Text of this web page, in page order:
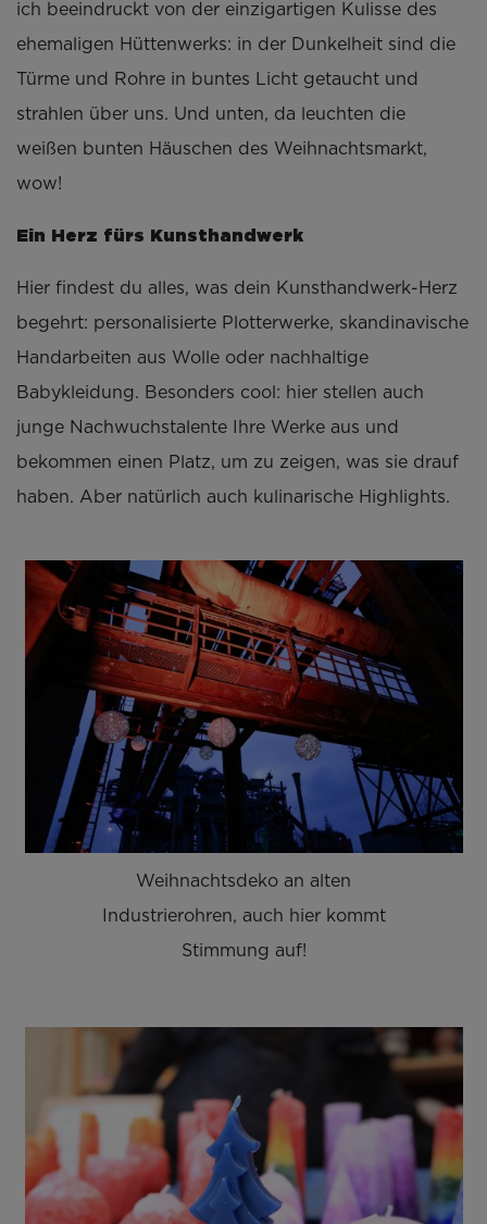
ich beeindruckt von der einzigartigen Kulisse des
ehemaligen Hüttenwerks: in der Dunkelheit sind die
Türme und Rohre in buntes Licht getaucht und
strahlen über uns. Und unten, da leuchten die
weißen bunten Häuschen des Weihnachtsmarkt,
wow!
Ein Herz fürs Kunsthandwerk
Hier findest du alles, was dein Kunsthandwerk-Herz
begehrt: personalisierte Plotterwerke, skandinavische
Handarbeiten aus Wolle oder nachhaltige
Babykleidung. Besonders cool: hier stellen auch
junge Nachwuchstalente Ihre Werke aus und
bekommen einen Platz, um zu zeigen, was sie drauf
haben. Aber natürlich auch kulinarische Highlights.
Weihnachtsdeko an alten
Industrierohren, auch hier kommt
Stimmung auf!